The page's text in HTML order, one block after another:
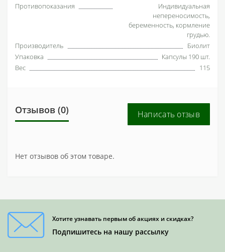
Противопоказания
Индивидуальная
непереносимость,
беременность, кормление
грудью.
Производитель
Биолит
Упаковка
Капсулы 190 шт.
Вес
115
Отзывов (0) Написать отзыв
Нет отзывов об этом товаре.
Хотите узнавать первым об акциях и скидках?
Подпишитесь на нашу рассылку